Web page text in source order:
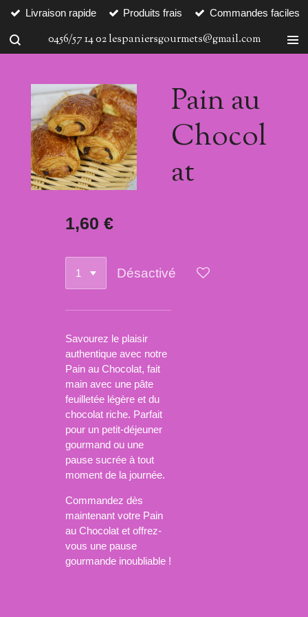
Passer
contenu
0456/57 14 02 lespaniersgourmets@gmail.com
Livraison rapide Produits frais Commandes faciles
Pain au
Chocol
at
1,60 €
Désactivé
Savourez le plaisir
authentique avec notre
Pain au Chocolat, fait
main avec une pâte
feuilletée légère et du
chocolat riche. Parfait
pour un petit-déjeuner
gourmand ou une
pause sucrée à tout
moment de la journée.
Commandez dès
maintenant votre Pain
au Chocolat et offrez-
vous une pause
gourmande inoubliable !